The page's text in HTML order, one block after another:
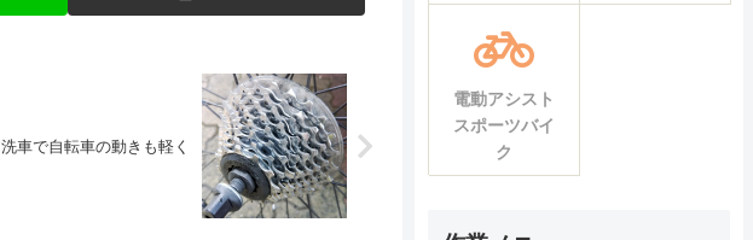
洗車で自転車の動きも軽く
電動アシスト
スポーツバイ
ク